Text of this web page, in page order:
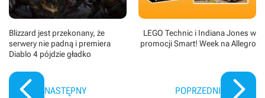
Blizzard jest przekonany, że
serwery nie padną i premiera
Diablo 4 pójdzie gładko
NASTĘPNY
LEGO Technic i Indiana Jones w
promocji Smart! Week na Allegro
POPRZEDNI